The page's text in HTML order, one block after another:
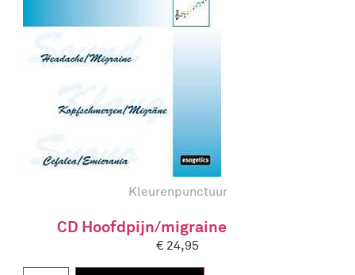
Kleurenpunctuur
CD Hoofdpijn/migraine
€ 24,95